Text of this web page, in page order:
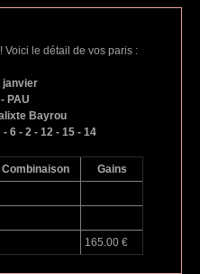
Voici le détail de vos paris :
janvier
PAU
Bayrou
6 - 2 - 12 - 15 - 14
Combinaison
Gains
165.00 €